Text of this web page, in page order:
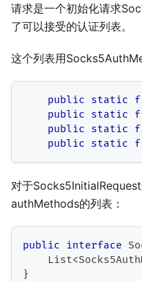
请求是一个初始化请求
了可以接受的认证列表。
这个列表用
public static
public static
public static
public static
对于
authMethods的列表：
public interface
List<
}